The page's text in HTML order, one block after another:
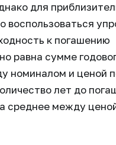
для
воспользоваться
к погашению
равна сумме
номиналом и ценой
лет до
среднее между